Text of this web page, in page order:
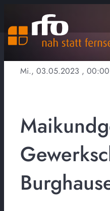
Mi., 03.05.2023 ,